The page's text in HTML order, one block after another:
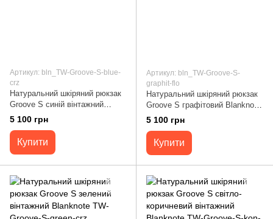
Артикул: bln_TW-Groove-S-blue-
crz
Натуральний шкіряний рюкзак
Groove S синій вінтажний
Blanknote TW-Groove-S-blue-crz
5 100 грн
Купити
Артикул: bln_TW-Groove-S-
graphit-flo
Натуральний шкіряний рюкзак
Groove S графітовий Blanknote
TW-Groove-S-graphit-flo
5 100 грн
Купити